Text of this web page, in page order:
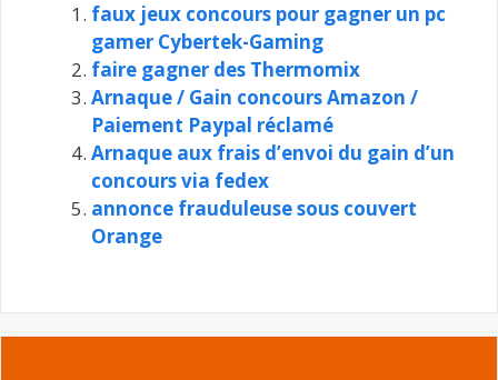
faux jeux concours pour gagner un pc
gamer Cybertek-Gaming
faire gagner des Thermomix
Arnaque / Gain concours Amazon /
Paiement Paypal réclamé
Arnaque aux frais d’envoi du gain d’un
concours via fedex
annonce frauduleuse sous couvert
Orange